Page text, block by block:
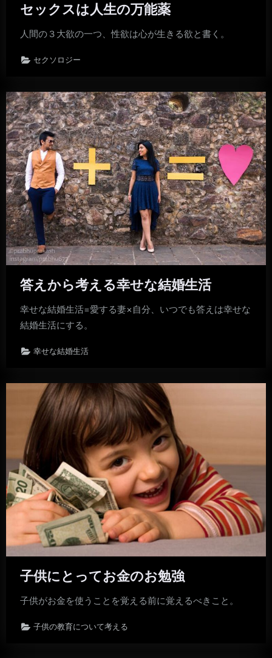
セックスは人生の万能薬
人間の３大欲の一つ、性欲は心が生きる欲と書く。
セクソロジー
答えから考える幸せな結婚生活
幸せな結婚生活=愛する妻×自分、いつでも答えは幸せな
結婚生活にする。
幸せな結婚生活
子供にとってお金のお勉強
子供がお金を使うことを覚える前に覚えるべきこと。
子供の教育について考える